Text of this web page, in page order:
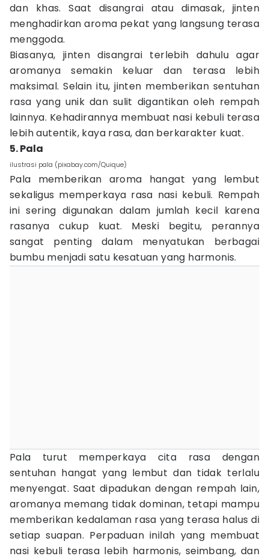
dan khas. Saat disangrai atau dimasak, jinten
menghadirkan aroma pekat yang langsung terasa
menggoda.
Biasanya, jinten disangrai terlebih dahulu agar
aromanya semakin keluar dan terasa lebih
maksimal. Selain itu, jinten memberikan sentuhan
rasa yang unik dan sulit digantikan oleh rempah
lainnya. Kehadirannya membuat nasi kebuli terasa
lebih autentik, kaya rasa, dan berkarakter kuat.
5. Pala
ilustrasi pala (pixabay.com/Quique)
Pala memberikan aroma hangat yang lembut
sekaligus memperkaya rasa nasi kebuli. Rempah
ini sering digunakan dalam jumlah kecil karena
rasanya cukup kuat. Meski begitu, perannya
sangat penting dalam menyatukan berbagai
bumbu menjadi satu kesatuan yang harmonis.
Pala turut memperkaya cita rasa dengan
sentuhan hangat yang lembut dan tidak terlalu
menyengat. Saat dipadukan dengan rempah lain,
aromanya memang tidak dominan, tetapi mampu
memberikan kedalaman rasa yang terasa halus di
setiap suapan. Perpaduan inilah yang membuat
nasi kebuli terasa lebih harmonis, seimbang, dan